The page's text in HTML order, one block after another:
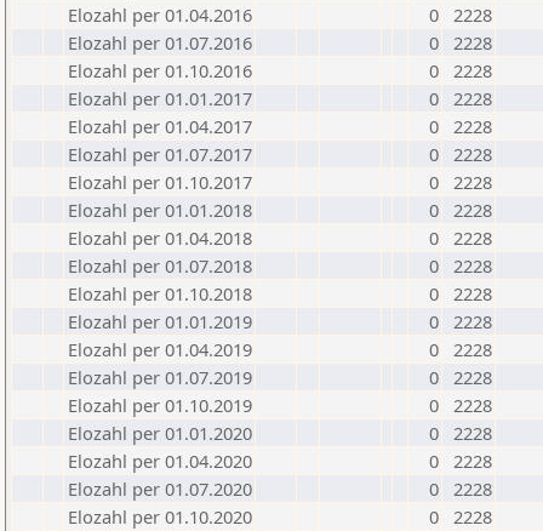
Elozahl per 01.04.2016
0 2228
Elozahl per 01.07.2016
0 2228
Elozahl per 01.10.2016
0 2228
Elozahl per 01.01.2017
0 2228
Elozahl per 01.04.2017
0 2228
Elozahl per 01.07.2017
0 2228
Elozahl per 01.10.2017
0 2228
Elozahl per 01.01.2018
0 2228
Elozahl per 01.04.2018
0 2228
Elozahl per 01.07.2018
0 2228
Elozahl per 01.10.2018
0 2228
Elozahl per 01.01.2019
0 2228
Elozahl per 01.04.2019
0 2228
Elozahl per 01.07.2019
0 2228
Elozahl per 01.10.2019
0 2228
Elozahl per 01.01.2020
0 2228
Elozahl per 01.04.2020
0 2228
Elozahl per 01.07.2020
0 2228
Elozahl per 01.10.2020
0 2228